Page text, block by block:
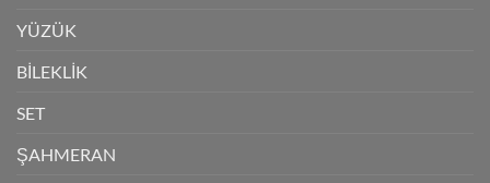
YÜZÜK
BİLEKLİK
SET
ŞAHMERAN